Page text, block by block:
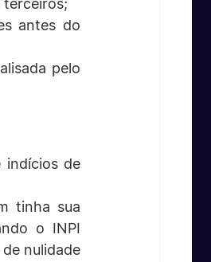
terceiros;
antes do
pelo
indícios de
tinha sua
o INPI
nulidade